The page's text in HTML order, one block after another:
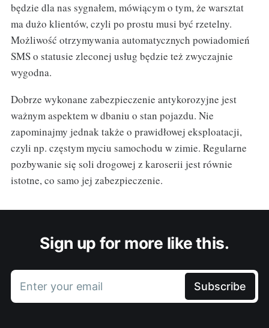
będzie dla nas sygnałem, mówiącym o tym, że warsztat
ma dużo klientów, czyli po prostu musi być rzetelny.
Możliwość otrzymywania automatycznych powiadomień
SMS o statusie zleconej usług będzie też zwyczajnie
wygodna.
Dobrze wykonane zabezpieczenie antykorozyjne jest
ważnym aspektem w dbaniu o stan pojazdu. Nie
zapominajmy jednak także o prawidłowej eksploatacji,
czyli np. częstym myciu samochodu w zimie. Regularne
pozbywanie się soli drogowej z karoserii jest równie
istotne, co samo jej zabezpieczenie.
Sign up for more like this.
Enter your email Subscribe